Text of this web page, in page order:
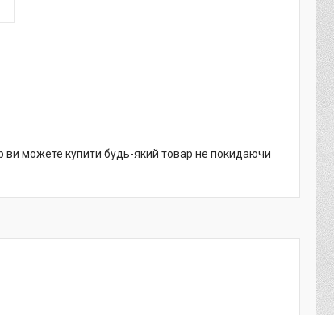
ви можете купити будь-який товар не покидаючи